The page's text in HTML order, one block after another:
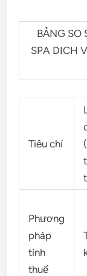
BẢNG SO
SPA DỊCH
Tiêu chí
Phương
pháp
tính
thuế